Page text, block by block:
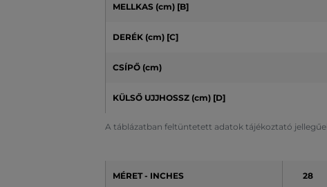
A táblázatban feltüntetett adatok tájékoztató
MELLKAS (cm) [B]
DERÉK (cm) [C]
CSÍPŐ (cm)
KÜLSŐ UJJHOSSZ (cm) [D]
MÉRET - INCHES 28